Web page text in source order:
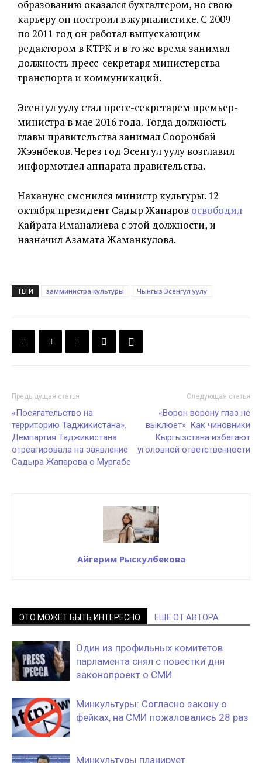
образованию оказался бухгалтером, но свою
карьеру он построил в журналистике. С 2009
по 2011 год он работал выпускающим
редактором в КТРК и в то же время занимал
должность пресс-секретаря министерства
транспорта и коммуникаций.
Эсенгул уулу стал пресс-секретарем премьер-
министра в мае 2016 года. Тогда должность
главы правительства занимал Сооронбай
Жээнбеков. Через год Эсенгул уулу возглавил
информотдел аппарата правительства.
Накануне сменился министр культуры. 12
октября президент Садыр Жапаров освободил
Кайрата Иманалиева с этой должности, и
назначил Азамата Жаманкулова.
ТЕГИ замминистра культуры Чынгыз Эсенгул уулу
Предыдущая статья
«Посягательство на
территорию Таджикистана».
Демпартия Таджикистана
отреагировала на заявление
Садыра Жапарова о Мургабе
Следующая статья
«Ворон ворону глаз не
выклюет». Как чиновники
Кыргызстана избегают
уголовной ответственности
Айгерим Рыскулбекова
ЭТО МОЖЕТ БЫТЬ ИНТЕРЕСНО ЕЩЕ ОТ АВТОРА
Один из профильных комитетов
парламента снял с повестки дня
законопроект о СМИ
Минкультуры: Согласно закону о
фейках, на СМИ пожаловались 28 раз
Минкультуры планирует